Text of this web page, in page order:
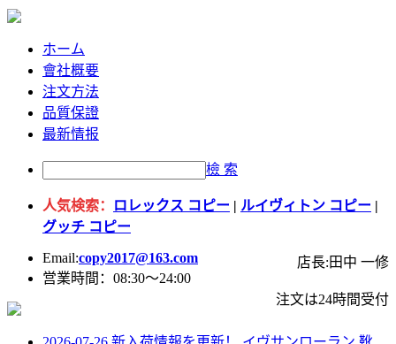
ホーム
會社概要
注文方法
品質保證
最新情报
檢 索
人気検索： ロレックス コピー | ルイヴィトン コピー |
グッチ コピー
Email:copy2017@163.com
店長:田中 一修
営業時間：08:30～24:00
注文は24時間受付